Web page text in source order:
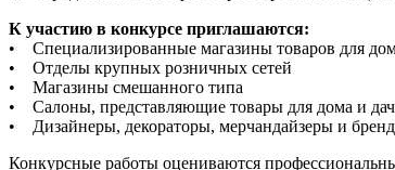
К участию в конкурсе приглашаются:
• Специализированные магазины товаров для
• Отделы крупных розничных сетей
• Магазины смешанного типа
• Салоны, представляющие товары для дома и
• Дизайнеры, декораторы, мерчандайзеры и
Конкурсные работы оцениваются